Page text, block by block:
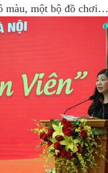
màu, một bộ đồ chơi…